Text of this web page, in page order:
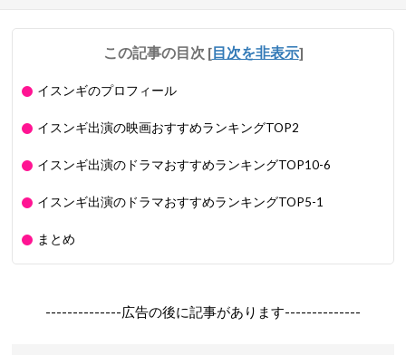
この記事の目次 [目次を非表示]
イスンギのプロフィール
イスンギ出演の映画おすすめランキングTOP2
イスンギ出演のドラマおすすめランキングTOP10-6
イスンギ出演のドラマおすすめランキングTOP5-1
まとめ
--------------広告の後に記事があります--------------